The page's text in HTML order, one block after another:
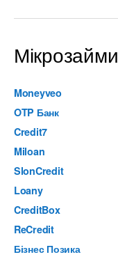
Мікрозайми
Moneyveo
OTP Банк
Credit7
Miloan
SlonCredit
Loany
CreditBox
ReCredit
Бізнес Позика